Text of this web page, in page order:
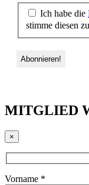
Ich habe die
stimme diesen
MITGLIED
×
Vorname *